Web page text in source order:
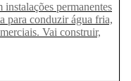
permanentes
para conduzir água fria,
Vai construir,